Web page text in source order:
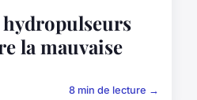
la mauvaise
8 min de lecture →